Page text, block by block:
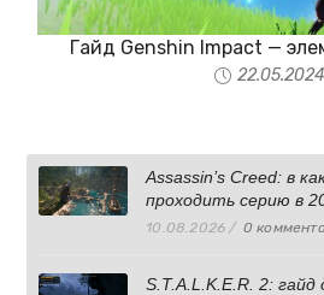
Гайд Genshin Impact —
22.05.2024
Assassin’s Creed: в
проходить серию в
10.08.2026 / 0
S.T.A.L.K.E.R. 2: